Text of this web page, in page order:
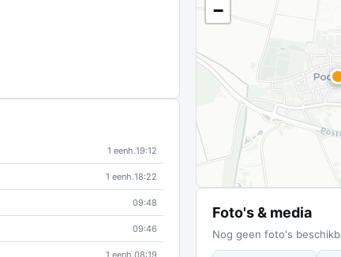
1 eenh.19:12
1 eenh.18:22
09:48
09:46
1 eenh.08:19
−
Foto's & media
Nog geen foto's